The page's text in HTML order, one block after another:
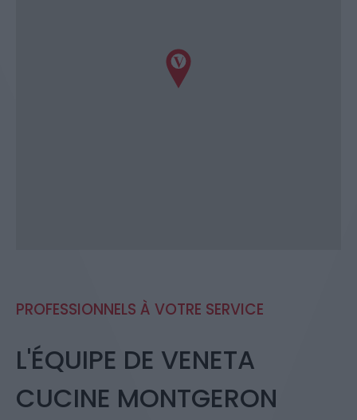
PROFESSIONNELS À VOTRE SERVICE
L'ÉQUIPE DE VENETA
CUCINE MONTGERON